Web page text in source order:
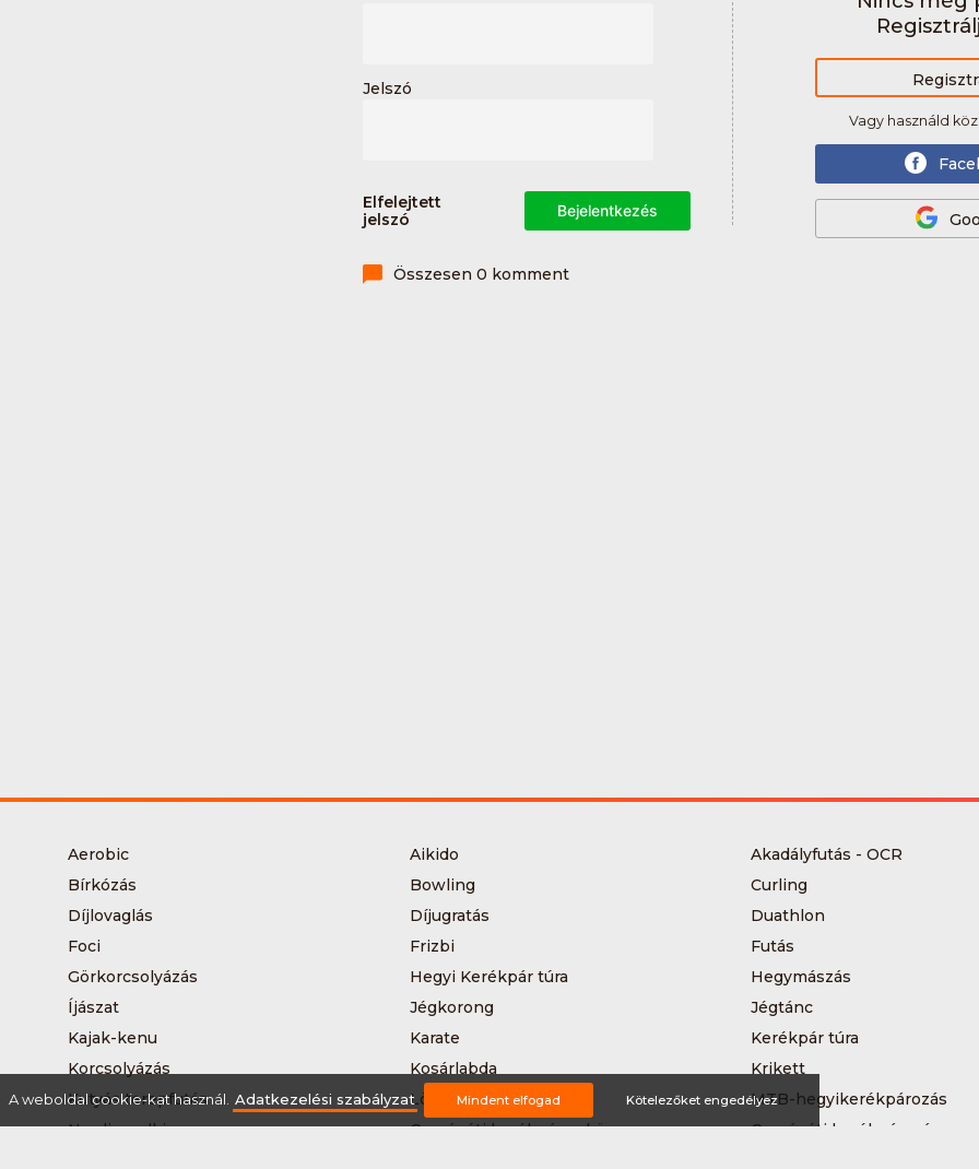
Jelszó
Elfelejtett
jelszó
Bejelentkezés
Vagy használd
Összesen 0 komment
Aerobic Aikido
Akadályfutás - OCR
Bírkózás
Bowling
Curling
Díjlovaglás
Díjugratás
Duathlon
Foci
Frizbi
Futás
Görkorcsolyázás
Hegyi Kerékpár túra
Hegymászás
Íjászat
Jégkorong
Jégtánc
Kajak-kenu
Karate
Kerékpár túra
Korcsolyázás
Kosárlabda
Krikett
Kutyás terepfutás
Lövészet
MTB-hegyikerékpározás
Nordic walking
Országúti kerékpáros körverseny
Országúti kerékpározás
A weboldal cookie-kat használ. Adatkezelési szabályzat Mindent elfogad Kötelezőket engedélyez